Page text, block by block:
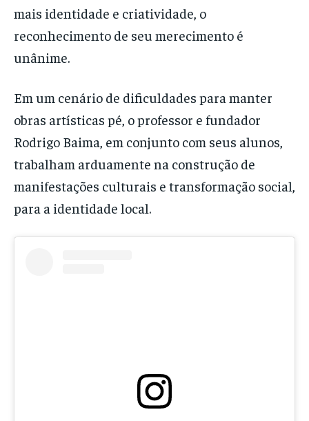
mais identidade e criatividade, o
reconhecimento de seu merecimento é
unânime.
Em um cenário de dificuldades para manter
obras artísticas pé, o professor e fundador
Rodrigo Baima, em conjunto com seus alunos,
trabalham arduamente na construção de
manifestações culturais e transformação social,
para a identidade local.